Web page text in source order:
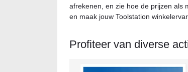
afrekenen, en zie hoe de prijzen als
en maak jouw Toolstation
Profiteer van diverse